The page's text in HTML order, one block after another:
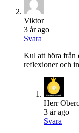
Viktor
3 år ago
Svara
Kul att höra från
reflexioner och
Herr
3 år ago
Svara